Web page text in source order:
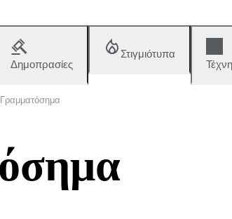
Δημοπρασίες
Στιγμιότυπα
Τέχνη
Γραμματόσημα